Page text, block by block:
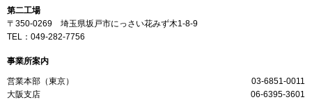
第二工場
〒350-0269 埼玉県坂戸市にっさい花みず木1-8-9
TEL： 049-282-7756
事業所案内
営業本部（東京）
03-6851-0011
大阪支店
06-6395-3601